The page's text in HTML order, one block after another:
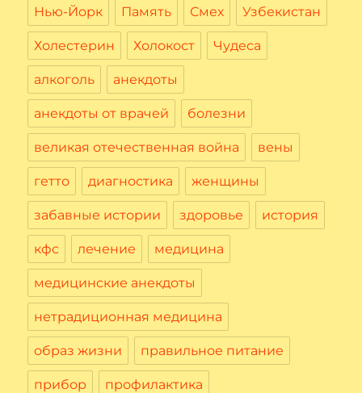
Нью-Йорк Память Смех Узбекистан
Холестерин Холокост Чудеса
алкоголь анекдоты
анекдоты от врачей болезни
великая отечественная война вены
гетто диагностика женщины
забавные истории здоровье история
кфс лечение медицина
медицинские анекдоты
нетрадиционная медицина
образ жизни правильное питание
прибор профилактика